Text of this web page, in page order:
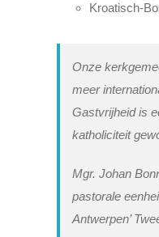
Kroatisch-
Onze
meer
Gastvrijheid is
katholiciteit
Mgr. Johan
pastorale
Antwerpen’